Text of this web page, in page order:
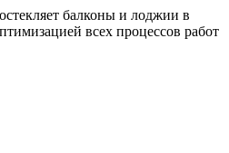
балконы и лоджии в
всех процессов работ